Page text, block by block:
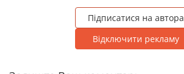
Підписатися на автора
Відключити рекламу